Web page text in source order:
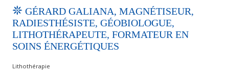
GÉRARD GALIANA, MAGNÉTISEUR,
RADIESTHÉSISTE, GÉOBIOLOGUE,
LITHOTHÉRAPEUTE, FORMATEUR EN
SOINS ÉNERGÉTIQUES
Lithothérapie